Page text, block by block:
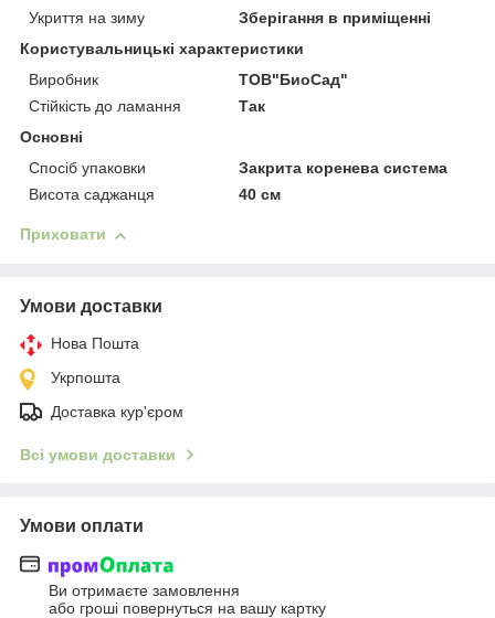
Укриття на зиму
Зберігання в приміщенні
Користувальницькі характеристики
Виробник
ТОВ"БиоСад"
Стійкість до ламання
Так
Основні
Спосіб упаковки
Закрита коренева система
Висота саджанця
40 см
Приховати
Умови доставки
Нова Пошта
Укрпошта
Доставка кур'єром
Всі умови доставки
Умови оплати
Ви отримаєте замовлення
або гроші повернуться на вашу картку